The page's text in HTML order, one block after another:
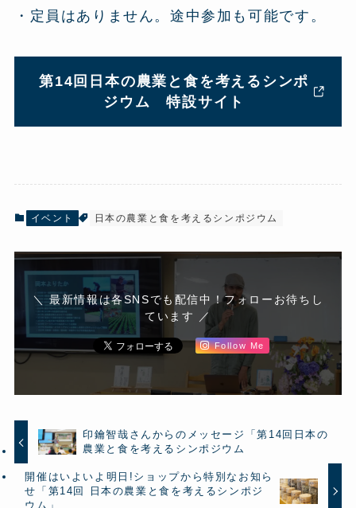
・定員はありません。途中参加も可能です。
第14回日本の農業と食を考えるシンポ
ジウム 特設サイト
イベント 日本の農業と食を考えるシンポジウム
＼ 最新情報は各SNSでも配信中！フォローお待ちし
ています ／
Follow Me
印鑰智哉さんからのメッセージ「第14回日本の
農業と食を考えるシンポジウム
開催はいよいよ明日!ショップから特別なお知ら
せ「第14回 日本の農業と食を考えるシンポジ
ウム」